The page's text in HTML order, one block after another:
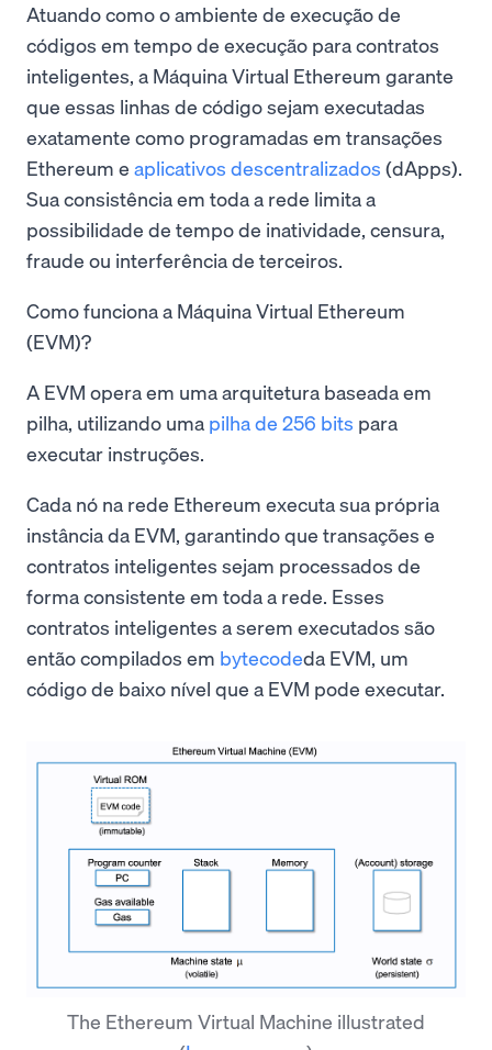
Atuando como o ambiente de execução de
códigos em tempo de execução para contratos
inteligentes, a Máquina Virtual Ethereum garante
que essas linhas de código sejam executadas
exatamente como programadas em transações
Ethereum e aplicativos descentralizados (dApps).
Sua consistência em toda a rede limita a
possibilidade de tempo de inatividade, censura,
fraude ou interferência de terceiros.
Como funciona a Máquina Virtual Ethereum
(EVM)?
A EVM opera em uma arquitetura baseada em
pilha, utilizando uma pilha de 256 bits para
executar instruções.
Cada nó na rede Ethereum executa sua própria
instância da EVM, garantindo que transações e
contratos inteligentes sejam processados de
forma consistente em toda a rede. Esses
contratos inteligentes a serem executados são
então compilados em bytecodeda EVM, um
código de baixo nível que a EVM pode executar.
The Ethereum Virtual Machine illustrated